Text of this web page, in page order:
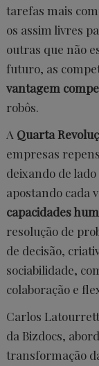
tarefas mais
os assim livres
outras que não
futuro, as
vantagem
robôs.
A Quarta
empresas
deixando de
apostando cada
capacidades
resolução de
de decisão,
sociabilidade,
colaboração e
Carlos
da Bizdocs,
transformação